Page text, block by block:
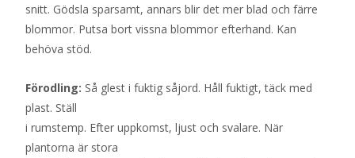
snitt. Gödsla sparsamt, annars blir det mer blad och färre
blommor. Putsa bort vissna blommor efterhand. Kan
behöva stöd.
Förodling: Så glest i fuktig såjord. Håll fuktigt, täck med
plast. Ställ
i rumstemp. Efter uppkomst, ljust och svalare. När
plantorna är stora